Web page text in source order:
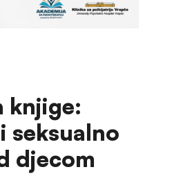
knjige:
seksualno
djecom